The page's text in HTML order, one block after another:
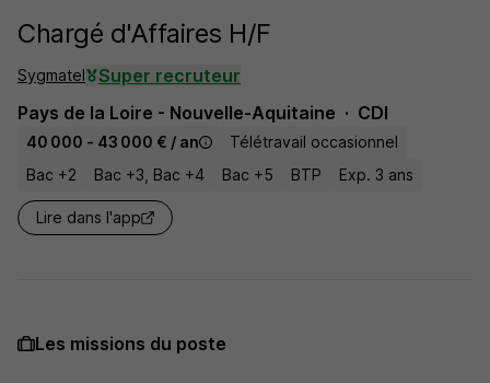
Chargé d'Affaires H/F
Sygmatel
Super recruteur
Pays de la Loire - Nouvelle-Aquitaine
CDI
40 000 - 43 000 € / an
Télétravail occasionnel
Bac +2
Bac +3, Bac +4 Bac +5 BTP Exp. 3 ans
Lire dans l'app
Les missions du poste